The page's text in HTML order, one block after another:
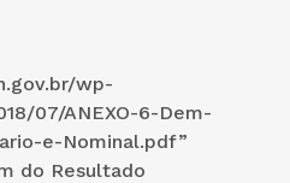
wp-
07/ANEXO-6-Dem-
e-Nominal.pdf”
do Resultado